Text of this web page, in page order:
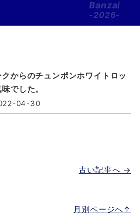
Banzai
-2026-
からのチュンポンホワイトロッ
でした。
04-30
古い記事へ →
月別ページへ↑